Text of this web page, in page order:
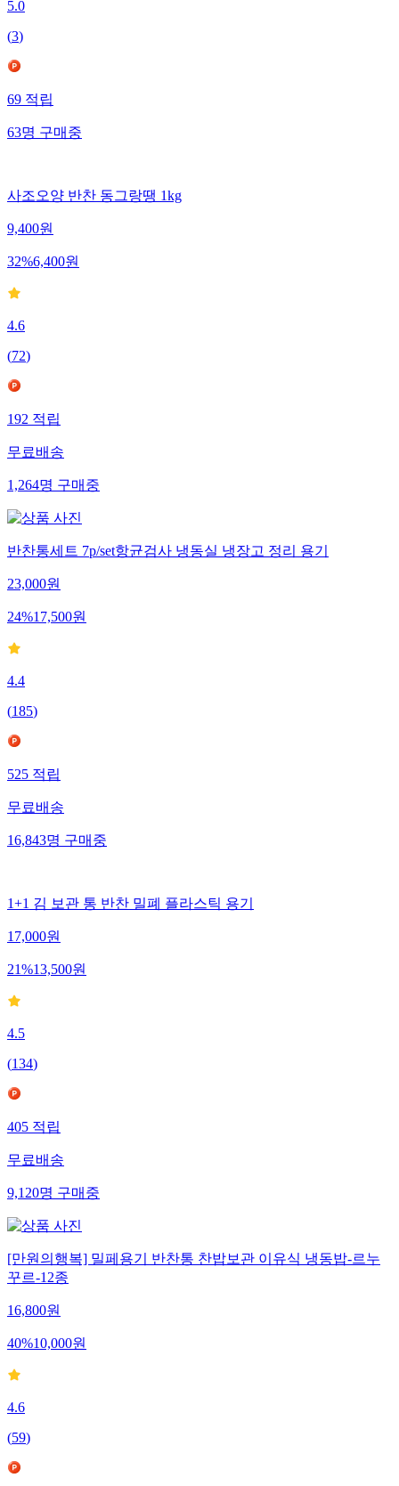
5.0
(3)
69적립
63명구매중
사조오양 반찬 동그랑땡 1kg
9,400원
32%6,400원
4.6
(72)
192적립
무료배송
1,264명구매중
반찬통세트 7p/set항균검사 냉동실 냉장고 정리 용기
23,000원
24%17,500원
4.4
(185)
525적립
무료배송
16,843명구매중
1+1 김 보관 통 반찬 밀폐 플라스틱 용기
17,000원
21%13,500원
4.5
(134)
405적립
무료배송
9,120명구매중
[만원의행복] 밀페용기 반찬통 찬밥보관 이유식 냉동밥-르누
꾸르-12종
16,800원
40%10,000원
4.6
(59)